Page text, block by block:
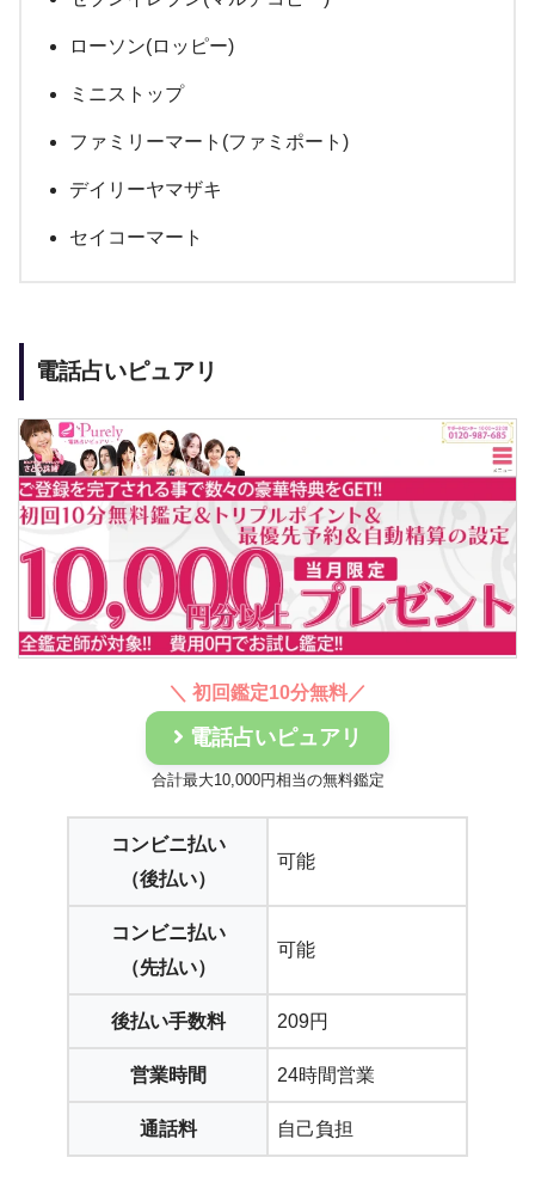
ローソン(ロッピー)
ミニストップ
ファミリーマート(ファミポート)
デイリーヤマザキ
セイコーマート
電話占いピュアリ
＼ 初回鑑定10分無料／
電話占いピュアリ
合計最大10,000円相当の無料鑑定
コンビニ払い
（後払い）
可能
コンビニ払い
（先払い）
可能
後払い手数料 209円
営業時間 24時間営業
通話料 自己負担